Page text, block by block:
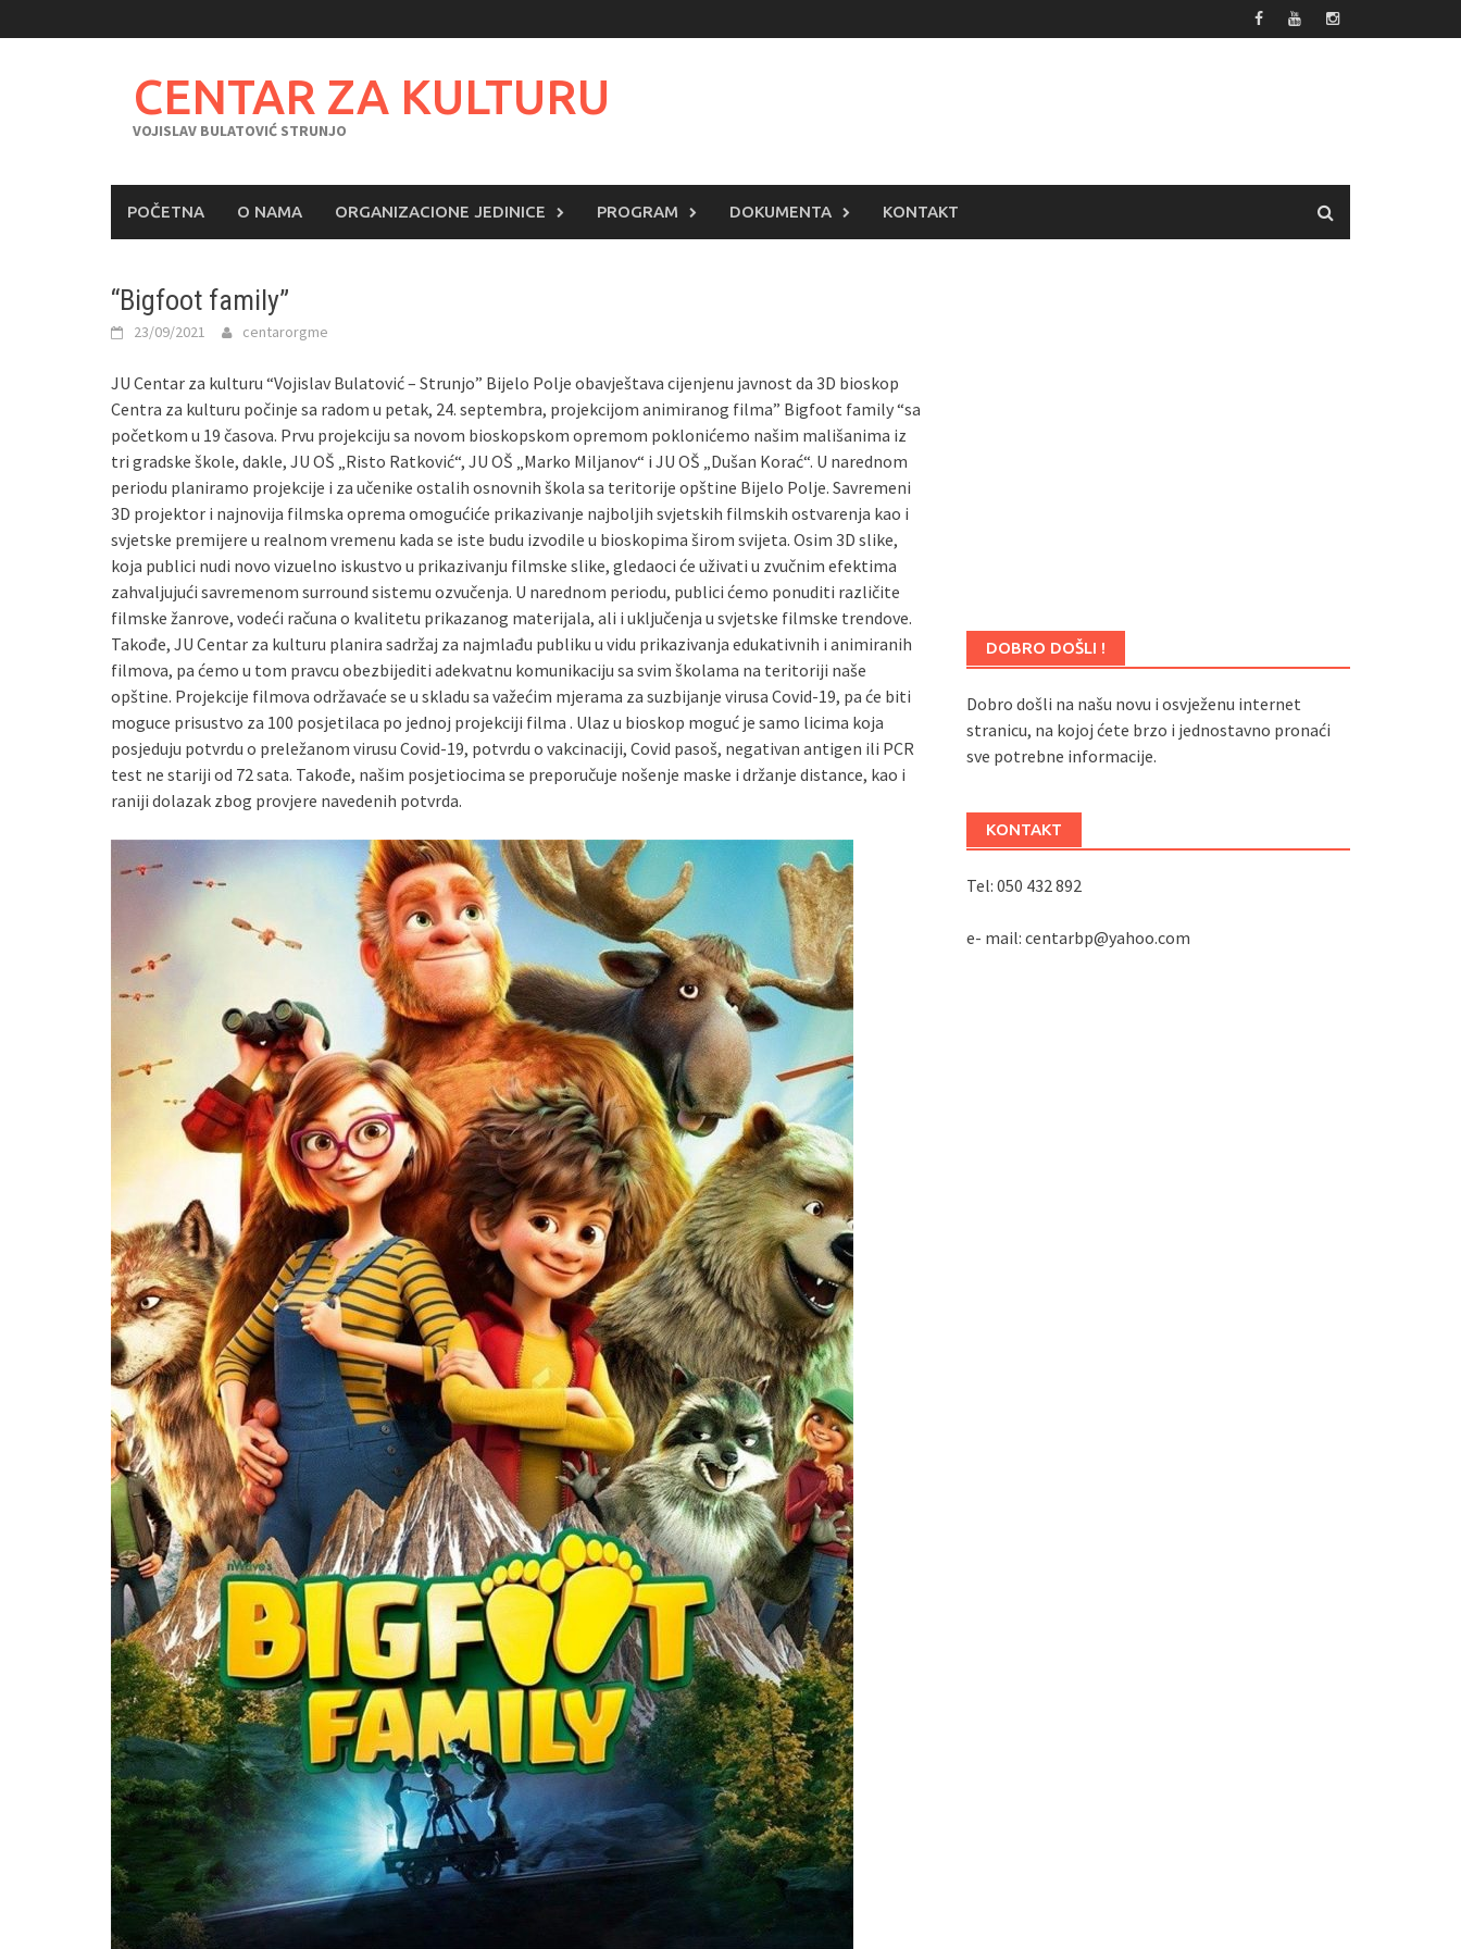
to
CENTAR ZA KULTURU
VOJISLAV BULATOVIĆ STRUNJO
POČETNA O NAMA ORGANIZACIONE JEDINICE PROGRAM DOKUMENTA KONTAKT
“Bigfoot family”
23/09/2021 centarorgme
JU Centar za kulturu “Vojislav Bulatović – Strunjo” Bijelo Polje obavještava cijenjenu javnost da 3D bioskop
Centra za kulturu počinje sa radom u petak, 24. septembra, projekcijom animiranog filma” Bigfoot family “sa
početkom u 19 časova. Prvu projekciju sa novom bioskopskom opremom poklonićemo našim mališanima iz
tri gradske škole, dakle, JU OŠ „Risto Ratković“, JU OŠ „Marko Miljanov“ i JU OŠ „Dušan Korać“. U narednom
periodu planiramo projekcije i za učenike ostalih osnovnih škola sa teritorije opštine Bijelo Polje. Savremeni
3D projektor i najnovija filmska oprema omogućiće prikazivanje najboljih svjetskih filmskih ostvarenja kao i
svjetske premijere u realnom vremenu kada se iste budu izvodile u bioskopima širom svijeta. Osim 3D slike,
koja publici nudi novo vizuelno iskustvo u prikazivanju filmske slike, gledaoci će uživati u zvučnim efektima
zahvaljujući savremenom surround sistemu ozvučenja. U narednom periodu, publici ćemo ponuditi različite
filmske žanrove, vodeći računa o kvalitetu prikazanog materijala, ali i uključenja u svjetske filmske trendove.
Takođe, JU Centar za kulturu planira sadržaj za najmlađu publiku u vidu prikazivanja edukativnih i animiranih
filmova, pa ćemo u tom pravcu obezbijediti adekvatnu komunikaciju sa svim školama na teritoriji naše
opštine. Projekcije filmova održavaće se u skladu sa važećim mjerama za suzbijanje virusa Covid-19, pa će biti
moguce prisustvo za 100 posjetilaca po jednoj projekciji filma . Ulaz u bioskop moguć je samo licima koja
posjeduju potvrdu o preležanom virusu Covid-19, potvrdu o vakcinaciji, Covid pasoš, negativan antigen ili PCR
test ne stariji od 72 sata. Takođe, našim posjetiocima se preporučuje nošenje maske i držanje distance, kao i
raniji dolazak zbog provjere navedenih potvrda.
DOBRO DOŠLI !
Dobro došli na našu novu i osvježenu internet
stranicu, na kojoj ćete brzo i jednostavno pronaći
sve potrebne informacije.
KONTAKT
Tel: 050 432 892
e- mail: centarbp@yahoo.com